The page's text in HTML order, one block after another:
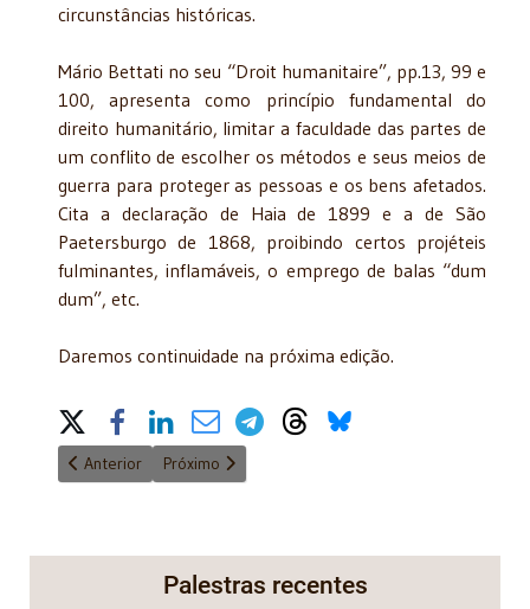
circunstâncias históricas.
Mário Bettati no seu “Droit humanitaire”, pp.13, 99 e
100, apresenta como princípio fundamental do
direito humanitário, limitar a faculdade das partes de
um conflito de escolher os métodos e seus meios de
guerra para proteger as pessoas e os bens afetados.
Cita a declaração de Haia de 1899 e a de São
Paetersburgo de 1868, proibindo certos projéteis
fulminantes, inflamáveis, o emprego de balas “dum
dum”, etc.
Daremos continuidade na próxima edição.
Share on Social Media
Artigo anterior: Parlamentarismo: realidade ou utopia?
Anterior Próximo artigo: “25 Anos do Plano Real: O Direito
Próximo
Palestras recentes